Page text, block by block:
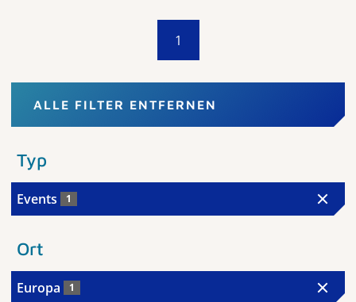
1
ALLE FILTER ENTFERNEN
Typ
Events 1
Ort
Europa 1